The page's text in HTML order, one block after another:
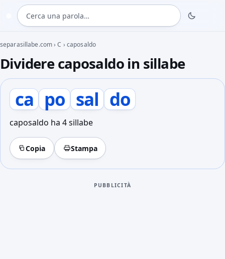
Cerca una parola
separasillabe.com›C › caposaldo
Dividere caposaldo in sillabe
ca po sal do
caposaldo ha 4 sillabe
Copia Stampa
PUBBLICITÀ